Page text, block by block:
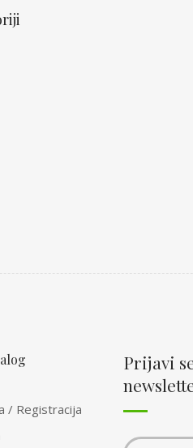
/ Registracija
Prijavi